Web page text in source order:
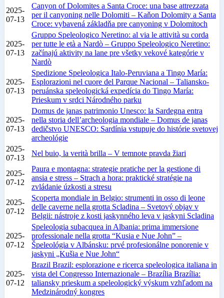
2025-
07-13
Canyon of Dolomites a Santa Croce: una base attrezzata
per il canyoning nelle Dolomiti – Kaňon Dolomity a Santa
Croce: vybavená základňa pre canyoning v Dolomitoch
2025-
07-13
Gruppo Speleologico Neretino: al via le attività su corda
per tutte le età a Nardò – Gruppo Speleologico Neretino:
začínajú aktivity na lane pre všetky vekové kategórie v
Nardò
2025-
07-13
Spedizione Speleologica Italo-Peruviana a Tingo María:
Esplorazioni nel cuore del Parque Nacional – Taliansko-
peruánska speleologická expedícia do Tingo María:
Prieskum v srdci Národného parku
2025-
07-13
Domus de janas patrimonio Unesco: la Sardegna entra
nella storia dell’archeologia mondiale – Domus de janas
dedičstvo UNESCO: Sardínia vstupuje do histórie svetovej
archeológie
2025-
07-13
Nel buio, la verità brilla – V temnote pravda žiari
2025-
07-12
Paura e montagna: strategie pratiche per la gestione di
ansia e stress – Strach a hora: praktické stratégie na
zvládanie úzkosti a stresu
2025-
07-12
Scoperta mondiale in Belgio: strumenti in osso di leone
delle caverne nella grotta Scladina – Svetový objav v
Belgii: nástroje z kosti jaskynného leva v jaskyni Scladina
2025-
07-12
Speleologia subacquea in Albania: prima immersione
professionale nella grotta “Kusia e Nue John” –
Špeleológia v Albánsku: prvé profesionálne ponorenie v
jaskyni „Kušia e Nue John“
2025-
07-12
Brazil Brazil: esplorazione e ricerca speleologica italiana in
vista del Congresso Internazionale – Brazília Brazília:
taliansky prieskum a speleologický výskum vzhľadom na
Medzinárodný kongres